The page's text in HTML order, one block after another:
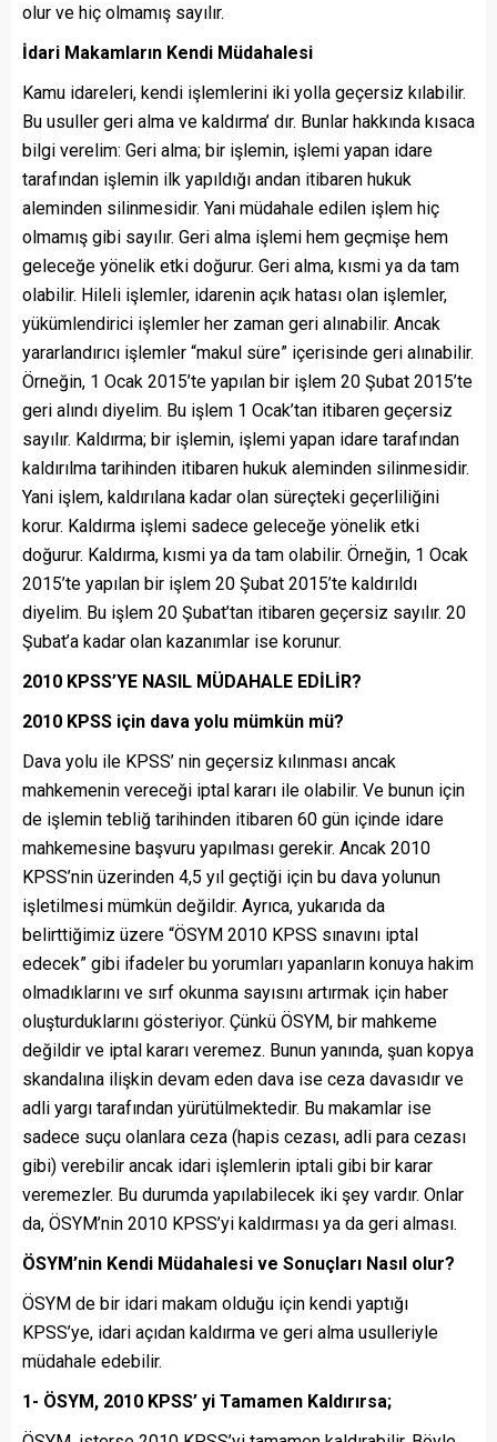
olur ve hiç olmamış sayılır.
İdari Makamların Kendi Müdahalesi
Kamu idareleri, kendi işlemlerini iki yolla geçersiz kılabilir.
Bu usuller geri alma ve kaldırma’ dır. Bunlar hakkında kısaca
bilgi verelim: Geri alma; bir işlemin, işlemi yapan idare
tarafından işlemin ilk yapıldığı andan itibaren hukuk
aleminden silinmesidir. Yani müdahale edilen işlem hiç
olmamış gibi sayılır. Geri alma işlemi hem geçmişe hem
geleceğe yönelik etki doğurur. Geri alma, kısmi ya da tam
olabilir. Hileli işlemler, idarenin açık hatası olan işlemler,
yükümlendirici işlemler her zaman geri alınabilir. Ancak
yararlandırıcı işlemler “makul süre” içerisinde geri alınabilir.
Örneğin, 1 Ocak 2015’te yapılan bir işlem 20 Şubat 2015’te
geri alındı diyelim. Bu işlem 1 Ocak’tan itibaren geçersiz
sayılır. Kaldırma; bir işlemin, işlemi yapan idare tarafından
kaldırılma tarihinden itibaren hukuk aleminden silinmesidir.
Yani işlem, kaldırılana kadar olan süreçteki geçerliliğini
korur. Kaldırma işlemi sadece geleceğe yönelik etki
doğurur. Kaldırma, kısmi ya da tam olabilir. Örneğin, 1 Ocak
2015’te yapılan bir işlem 20 Şubat 2015’te kaldırıldı
diyelim. Bu işlem 20 Şubat’tan itibaren geçersiz sayılır. 20
Şubat’a kadar olan kazanımlar ise korunur.
2010 KPSS’YE NASIL MÜDAHALE EDİLİR?
2010 KPSS için dava yolu mümkün mü?
Dava yolu ile KPSS’ nin geçersiz kılınması ancak
mahkemenin vereceği iptal kararı ile olabilir. Ve bunun için
de işlemin tebliğ tarihinden itibaren 60 gün içinde idare
mahkemesine başvuru yapılması gerekir. Ancak 2010
KPSS’nin üzerinden 4,5 yıl geçtiği için bu dava yolunun
işletilmesi mümkün değildir. Ayrıca, yukarıda da
belirttiğimiz üzere “ÖSYM 2010 KPSS sınavını iptal
edecek” gibi ifadeler bu yorumları yapanların konuya hakim
olmadıklarını ve sırf okunma sayısını artırmak için haber
oluşturduklarını gösteriyor. Çünkü ÖSYM, bir mahkeme
değildir ve iptal kararı veremez. Bunun yanında, şuan kopya
skandalına ilişkin devam eden dava ise ceza davasıdır ve
adli yargı tarafından yürütülmektedir. Bu makamlar ise
sadece suçu olanlara ceza (hapis cezası, adli para cezası
gibi) verebilir ancak idari işlemlerin iptali gibi bir karar
veremezler. Bu durumda yapılabilecek iki şey vardır. Onlar
da, ÖSYM’nin 2010 KPSS’yi kaldırması ya da geri alması.
ÖSYM’nin Kendi Müdahalesi ve Sonuçları Nasıl olur?
ÖSYM de bir idari makam olduğu için kendi yaptığı
KPSS’ye, idari açıdan kaldırma ve geri alma usulleriyle
müdahale edebilir.
1- ÖSYM, 2010 KPSS’ yi Tamamen Kaldırırsa;